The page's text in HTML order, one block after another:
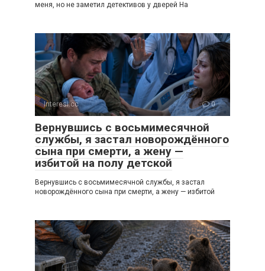
меня, но не заметил детективов у дверей На
Interesi.cc 0
Вернувшись с восьмимесячной
службы, я застал новорождённого
сына при смерти, а жену —
избитой на полу детской
Вернувшись с восьмимесячной службы, я застал
новорождённого сына при смерти, а жену — избитой